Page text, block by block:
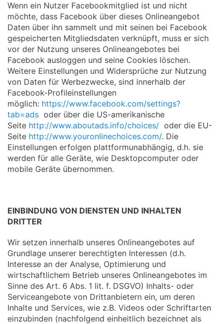
Wenn ein Nutzer Facebookmitglied ist und nicht
möchte, dass Facebook über dieses Onlineangebot
Daten über ihn sammelt und mit seinen bei Facebook
gespeicherten Mitgliedsdaten verknüpft, muss er sich
vor der Nutzung unseres Onlineangebotes bei
Facebook ausloggen und seine Cookies löschen.
Weitere Einstellungen und Widersprüche zur Nutzung
von Daten für Werbezwecke, sind innerhalb der
Facebook-Profileinstellungen
möglich: https://www.facebook.com/settings?
tab=ads oder über die US-amerikanische
Seite http://www.aboutads.info/choices/ oder die EU-
Seite http://www.youronlinechoices.com/. Die
Einstellungen erfolgen plattformunabhängig, d.h. sie
werden für alle Geräte, wie Desktopcomputer oder
mobile Geräte übernommen.
EINBINDUNG VON DIENSTEN UND INHALTEN
DRITTER
Wir setzen innerhalb unseres Onlineangebotes auf
Grundlage unserer berechtigten Interessen (d.h.
Interesse an der Analyse, Optimierung und
wirtschaftlichem Betrieb unseres Onlineangebotes im
Sinne des Art. 6 Abs. 1 lit. f. DSGVO) Inhalts- oder
Serviceangebote von Drittanbietern ein, um deren
Inhalte und Services, wie z.B. Videos oder Schriftarten
einzubinden (nachfolgend einheitlich bezeichnet als